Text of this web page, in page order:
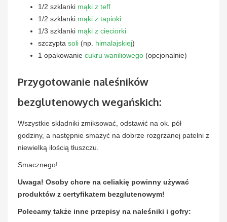
1/2 szklanki mąki z teff
1/2 szklanki mąki z tapioki
1/3 szklanki mąki z cieciorki
szczypta soli (np. himalajskiej)
1 opakowanie cukru waniliowego (opcjonalnie)
Przygotowanie naleśników
bezglutenowych wegańskich:
Wszystkie składniki zmiksować, odstawić na ok. pół
godziny, a następnie smażyć na dobrze rozgrzanej patelni z
niewielką ilością tłuszczu.
Smacznego!
Uwaga! Osoby chore na celiakię powinny używać
produktów z certyfikatem bezglutenowym!
Polecamy także inne przepisy na naleśniki i gofry: